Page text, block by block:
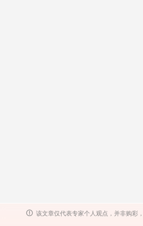
该文章仅代表专家个人观点，并非购彩